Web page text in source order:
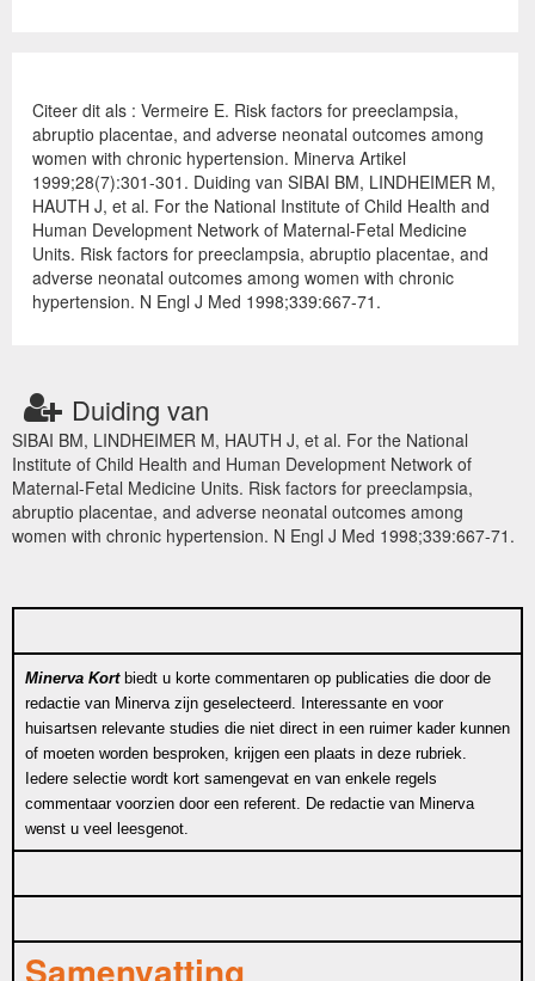
Citeer dit als : Vermeire E. Risk factors for preeclampsia,
abruptio placentae, and adverse neonatal outcomes among
women with chronic hypertension. Minerva Artikel
1999;28(7):301-301. Duiding van SIBAI BM, LINDHEIMER M,
HAUTH J, et al. For the National Institute of Child Health and
Human Development Network of Maternal-Fetal Medicine
Units. Risk factors for preeclampsia, abruptio placentae, and
adverse neonatal outcomes among women with chronic
hypertension. N Engl J Med 1998;339:667-71.
Duiding van
SIBAI BM, LINDHEIMER M, HAUTH J, et al. For the National
Institute of Child Health and Human Development Network of
Maternal-Fetal Medicine Units. Risk factors for preeclampsia,
abruptio placentae, and adverse neonatal outcomes among
women with chronic hypertension. N Engl J Med 1998;339:667-71.
Minerva Kortbiedt u korte commentaren op publicaties die door de
redactie van Minerva zijn geselecteerd. Interessante en voor
huisartsen relevante studies die niet direct in een ruimer kader kunnen
of moeten worden besproken, krijgen een plaats in deze rubriek.
Iedere selectie wordt kort samengevat en van enkele regels
commentaar voorzien door een referent. De redactie van Minerva
wenst u veel leesgenot.
Samenvatting